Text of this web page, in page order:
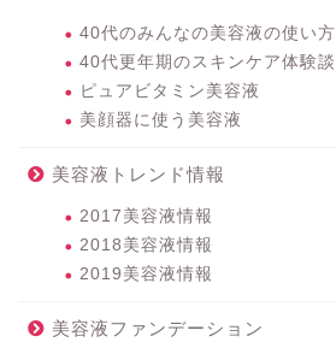
40代のみんなの美容液の使い方
40代更年期のスキンケア体験談
ピュアビタミン美容液
美顔器に使う美容液
美容液トレンド情報
2017美容液情報
2018美容液情報
2019美容液情報
美容液ファンデーション